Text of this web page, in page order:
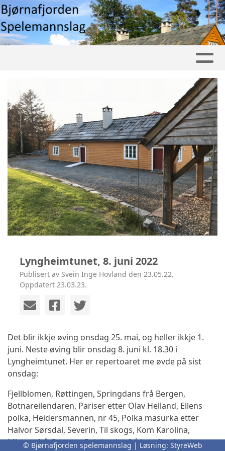
Lyngheimtunet, 8. juni 2022
Publisert av Svein Inge Hovland den 23.05.22.
Oppdatert 23.03.23.
Det blir ikkje øving onsdag 25. mai, og heller ikkje 1.
juni. Neste øving blir onsdag 8. juni kl. 18.30 i
Lyngheimtunet. Her er repertoaret me øvde på sist
onsdag:
Fjellblomen, Røttingen, Springdans frå Bergen,
Botnareilendaren, Pariser etter Olav Helland, Ellens
polka, Heidersmannen, nr 45, Polka masurka etter
Halvor Sørsdal, Severin, Til skogs, Kom Karolina,
Minner frå Gaupne, Reinlender frå Lysefjorden,
© Bjørnafjorden spelemannslag | Løsning: StyreWeb